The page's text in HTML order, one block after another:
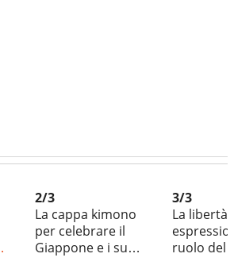
2/3
La cappa kimono
per celebrare il
Giappone e i suoi
3/3
La libertà
ruolo del